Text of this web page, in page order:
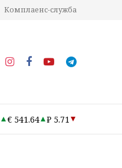
Комплаенс-служба
€ 541.64 ₽ 5.71